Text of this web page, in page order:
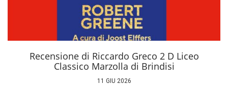
Recensione di Riccardo Greco 2 D Liceo
Classico Marzolla di Brindisi
11 GIU 2026